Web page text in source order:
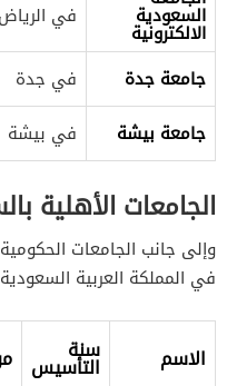
السعودية
الالكترونية
في الرياض
جامعة جدة في جدة
جامعة بيشة
في بيشة
الجامعات الأهلية
وإلى جانب الجامعات
في المملكة العربية
الاسم سنة
التأسيس